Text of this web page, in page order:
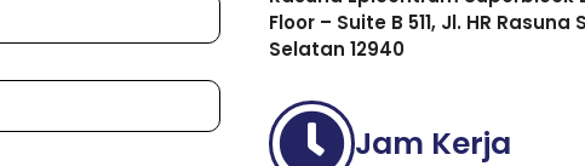
Floor – Suite B 511, Jl. HR
Selatan 12940
Jam Kerja